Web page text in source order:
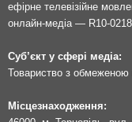
ефірне телевізійне
онлайн-медіа — R10-
Суб’єкт у сфері медіа:
Товариство з обмеженою
Місцезнаходження: